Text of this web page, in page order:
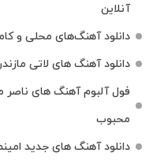
آنلاین
دانلود آهنگ‌های محلی و
دانلود آهنگ‌ های لاتی
فول آلبوم آهنگ‌ های ناصر
محبوب
دانلود آهنگ های جدید